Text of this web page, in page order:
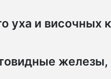
уха и височных